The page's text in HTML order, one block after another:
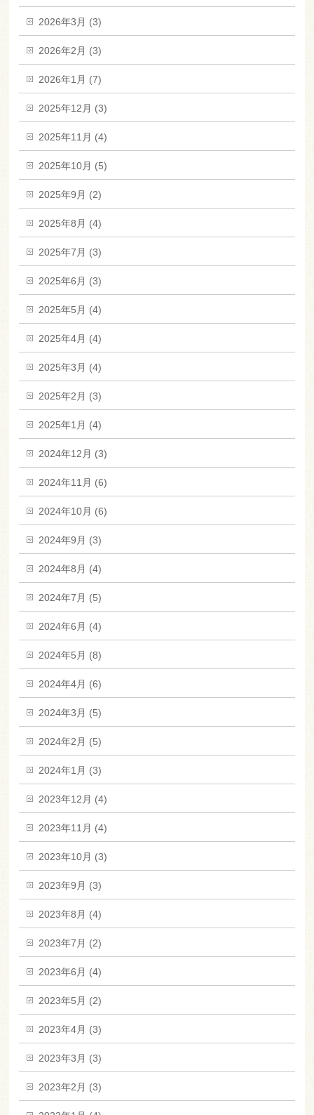
2026年3月 (3)
2026年2月 (3)
2026年1月 (7)
2025年12月 (3)
2025年11月 (4)
2025年10月 (5)
2025年9月 (2)
2025年8月 (4)
2025年7月 (3)
2025年6月 (3)
2025年5月 (4)
2025年4月 (4)
2025年3月 (4)
2025年2月 (3)
2025年1月 (4)
2024年12月 (3)
2024年11月 (6)
2024年10月 (6)
2024年9月 (3)
2024年8月 (4)
2024年7月 (5)
2024年6月 (4)
2024年5月 (8)
2024年4月 (6)
2024年3月 (5)
2024年2月 (5)
2024年1月 (3)
2023年12月 (4)
2023年11月 (4)
2023年10月 (3)
2023年9月 (3)
2023年8月 (4)
2023年7月 (2)
2023年6月 (4)
2023年5月 (2)
2023年4月 (3)
2023年3月 (3)
2023年2月 (3)